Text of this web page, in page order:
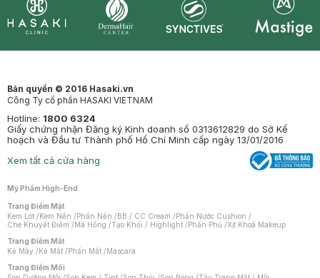
Bản quyền © 2016 Hasaki.vn
Công Ty cổ phần HASAKI VIETNAM
Hotline: 1800 6324
Giấy chứng nhận Đăng ký Kinh doanh số 0313612829 do Sở Kế
hoạch và Đầu tư Thành phố Hồ Chí Minh cấp ngày 13/01/2016
Xem tất cả cửa hàng
Mỹ Phẩm High-End
Trang Điểm Mặt
Kem Lót /Kem Nền /Phấn Nền /BB / CC Cream /Phấn Nước Cushion /
Che Khuyết Điểm /Má Hồng /Tạo Khối / Highlight /Phấn Phủ /Xịt Khoá Makeup
Trang Điểm Mắt
Kẻ Mày /Kẻ Mắt /Phấn Mắt /Mascara
Trang Điểm Môi